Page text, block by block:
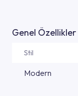
Genel Özellikler
Stil
Modern